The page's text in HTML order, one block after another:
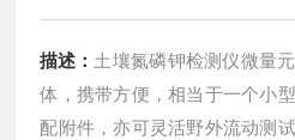
描述： 土壤氮磷钾检测仪微量
体，携带方便，相当于一个小
配附件，亦可灵活野外流动测